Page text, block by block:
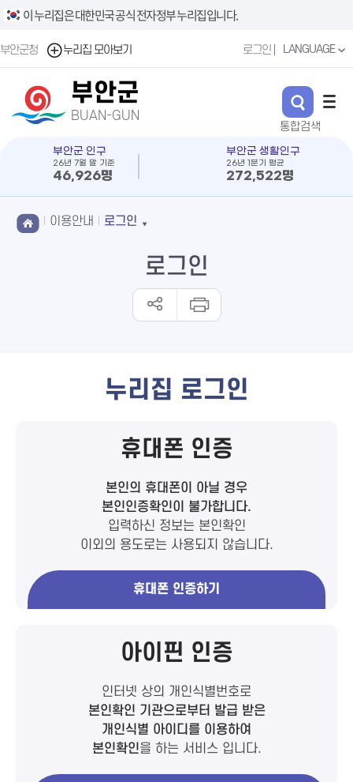
이 누리집은 대한민국 공식 전자정부 누리집입니다.
부안군청 누리집 모아보기 로그인 LANGUAGE
부안군
BUAN-GUN
부안군 인구
26년 7월 말 기준
46,926명
부안군 생활인구
26년 1분기 평균
272,522명
이용안내 로그인
로그인
누리집 로그인
휴대폰 인증
본인의 휴대폰이 아닐 경우
본인인증확인이 불가합니다.
입력하신 정보는 본인확인
이외의 용도로는 사용되지 않습니다.
휴대폰 인증하기
아이핀 인증
인터넷 상의 개인식별번호로
본인확인 기관으로부터 발급 받은
개인식별 아이디를 이용하여
본인확인을 하는 서비스 입니다.